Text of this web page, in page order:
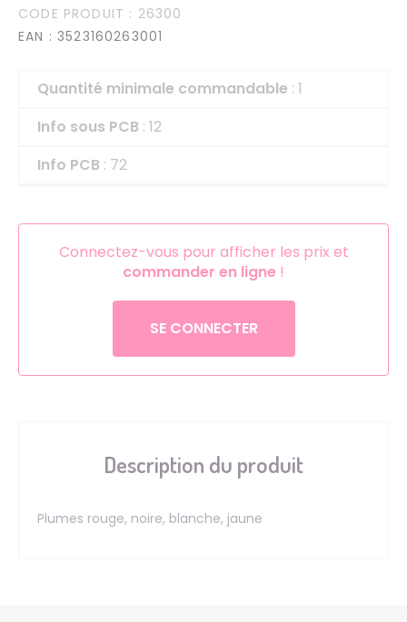
CODE PRODUIT : 26300
EAN : 3523160263001
Quantité minimale commandable : 1
Info sous PCB : 12
Info PCB : 72
Connectez-vous pour afficher les prix et
commander en ligne !
SE CONNECTER
Description du produit
Plumes rouge, noire, blanche, jaune